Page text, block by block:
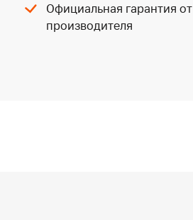
Официальная гарантия от
производителя